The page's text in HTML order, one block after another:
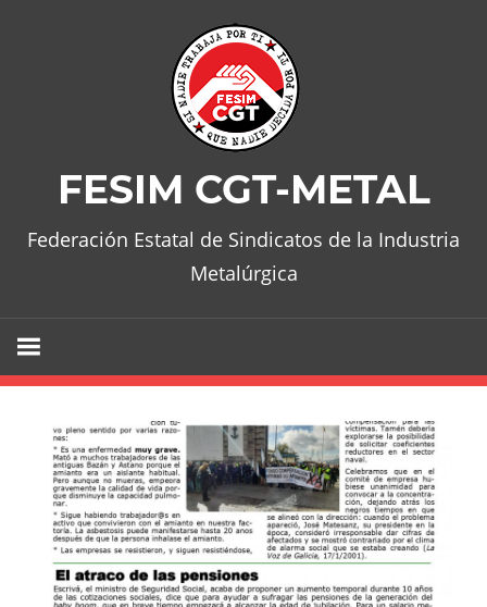
FESIM CGT-METAL
Federación Estatal de Sindicatos de la Industria
Metalúrgica